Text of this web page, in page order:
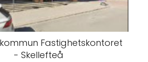
Fastighetskontoret
- Skellefteå